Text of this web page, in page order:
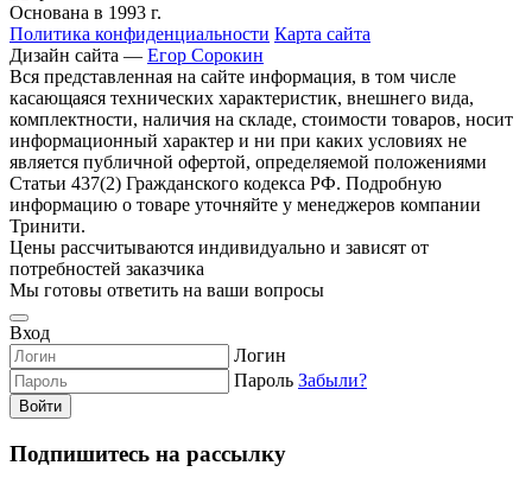
Основана в 1993 г.
Политика конфиденциальности Карта сайта
Дизайн сайта — Егор Сорокин
Вся представленная на сайте информация, в том числе
касающаяся технических характеристик, внешнего вида,
комплектности, наличия на складе, стоимости товаров, носит
информационный характер и ни при каких условиях не
является публичной офертой, определяемой положениями
Статьи 437(2) Гражданского кодекса РФ. Подробную
информацию о товаре уточняйте у менеджеров компании
Тринити.
Цены рассчитываются индивидуально и зависят от
потребностей заказчика
Мы готовы ответить на ваши вопросы
Вход
Логин
Пароль Забыли?
Войти
Подпишитесь на рассылку